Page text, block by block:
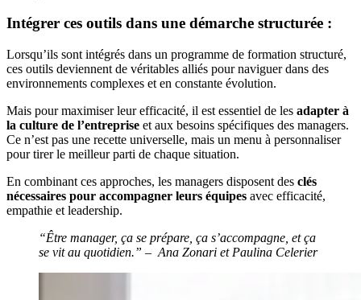
Intégrer ces outils dans une démarche structurée :
Lorsqu’ils sont intégrés dans un programme de formation structuré,
ces outils deviennent de véritables alliés pour naviguer dans des
environnements complexes et en constante évolution.
Mais pour maximiser leur efficacité, il est essentiel de les adapter à
la culture de l’entreprise et aux besoins spécifiques des managers.
Ce n’est pas une recette universelle, mais un menu à personnaliser
pour tirer le meilleur parti de chaque situation.
En combinant ces approches, les managers disposent des clés
nécessaires pour accompagner leurs équipes avec efficacité,
empathie et leadership.
“Être manager, ça se prépare, ça s’accompagne, et ça
se vit au quotidien.” – Ana Zonari et Paulina Celerier